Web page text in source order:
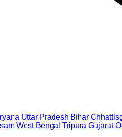
Uttar Pradesh Bihar
West Bengal Tripura Gujarat